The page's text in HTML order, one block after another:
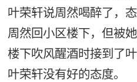
叶荣轩说周然喝醉了，
周然回小区楼下，但被
楼下吹风醒酒时接到了
叶荣轩没有好的态度。